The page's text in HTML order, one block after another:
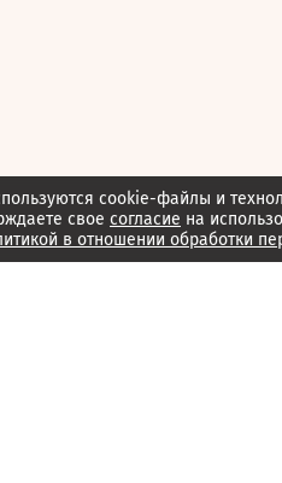
cookie-файлы и
свое согласие на
в отношении обработки